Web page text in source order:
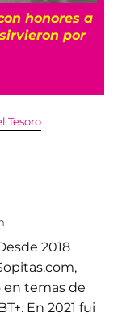
qué lo
Tesoro
2018
en temas de
En 2021 fui